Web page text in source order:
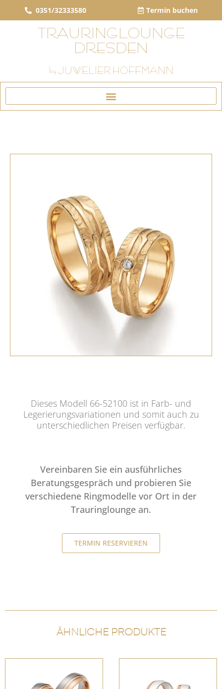
0351/32333580 Termin buchen
TRAURINGLOUNGE
DRESDEN
by JUWELIER HOFFMANN
Dieses Modell 66-52100 ist in Farb- und
Legerierungsvariationen und somit auch zu
unterschiedlichen Preisen verfügbar.
Vereinbaren Sie ein ausführliches
Beratungsgespräch und probieren Sie
verschiedene Ringmodelle vor Ort in der
Trauringlounge an.
TERMIN RESERVIEREN
ÄHNLICHE PRODUKTE